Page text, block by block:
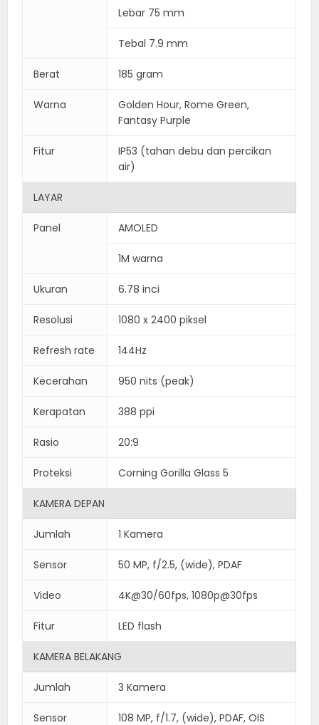
Lebar 75 mm
Tebal 7.9 mm
Berat 185 gram
Warna
Golden Hour, Rome Green,
Fantasy Purple
Fitur
IP53 (tahan debu dan percikan
air)
LAYAR
Panel AMOLED
1M warna
Ukuran 6.78 inci
Resolusi 1080 x 2400 piksel
Refresh rate 144Hz
Kecerahan 950 nits (peak)
Kerapatan 388 ppi
Rasio 20:9
Proteksi Corning Gorilla Glass 5
KAMERA DEPAN
Jumlah 1 Kamera
Sensor 50 MP, f/2.5, (wide), PDAF
Video 4K@30/60fps, 1080p@30fps
Fitur LED flash
KAMERA BELAKANG
Jumlah 3 Kamera
Sensor 108 MP, f/1.7, (wide), PDAF, OIS